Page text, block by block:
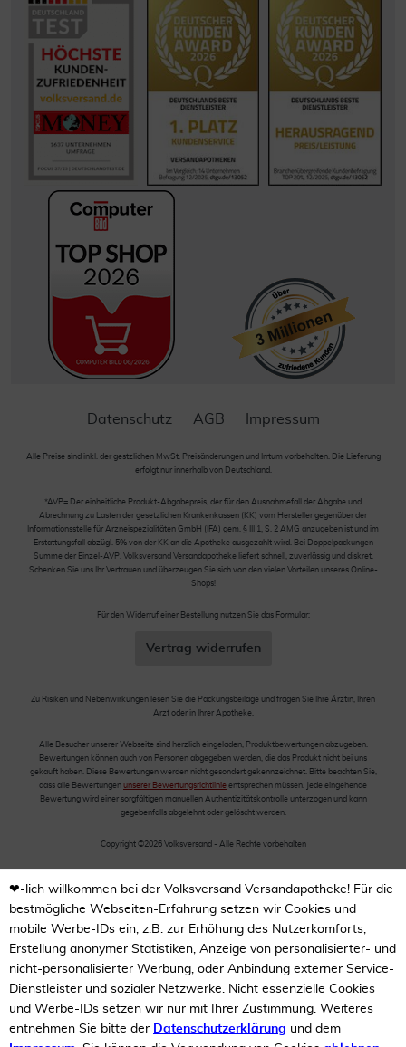
Datenschutz AGB Impressum
Alle Preise sind inkl. der gestzlichen MwSt. Preisänderungen und Irrtum vorbehalten. Die Lieferung
erfolgt nur innerhalb von Deutschland.
*AVP= Der einheitliche Produkt-Abgabepreis, der für den Ausnahmefall der Abgabe und
Abrechnung zu Lasten der gesetzlichen Krankenkassen (KK) vom Hersteller gegenüber der
Informationsstelle für Arzneispezialitäten GmbH (IFA) gem. § III 1, S. 2 AMG anzugeben ist und im
Erstattungsfall abzügl. 5% von der KK an die Apotheke ausgezahlt wird. Bei Doppelpackungen
Summe der Einzel-AVP. Volksversand Versandapotheke liefert schnell, zuverlässig und diskret.
Schenken Sie uns Ihr Vertrauen und überzeugen Sie sich von den vielen Vorteilen unseres Online-
Shops!
Für den Widerruf einer Bestellung nutzen Sie das Formular:
Vertrag widerrufen
Zu Risiken und Nebenwirkungen lesen Sie die Packungsbeilage und fragen Sie Ihre Ärztin, Ihren
Arzt oder in Ihrer Apotheke.
Alle Besucher unserer Webseite sind herzlich eingeladen, Produktbewertungen abzugeben.
Bewertungen können auch von Personen abgegeben werden, die das Produkt nicht bei uns
gekauft haben. Diese Bewertungen werden nicht gesondert gekennzeichnet. Bitte beachten Sie,
dass alle Bewertungen unserer Bewertungsrichtlinie entsprechen müssen. Jede eingehende
Bewertung wird einer sorgfältigen manuellen Authentizitätskontrolle unterzogen und kann
gegebenfalls abgelehnt oder gelöscht werden.
Copyright ©2026 Volksversand - Alle Rechte vorbehalten
❤-lich willkommen bei der Volksversand Versandapotheke! Für die
bestmögliche Webseiten-Erfahrung setzen wir Cookies und
mobile Werbe-IDs ein, z.B. zur Erhöhung des Nutzerkomforts,
Erstellung anonymer Statistiken, Anzeige von personalisierter- und
nicht-personalisierter Werbung, oder Anbindung externer Service-
Dienstleister und sozialer Netzwerke. Nicht essenzielle Cookies
und Werbe-IDs setzen wir nur mit Ihrer Zustimmung. Weiteres
entnehmen Sie bitte der Datenschutzerklärung und dem